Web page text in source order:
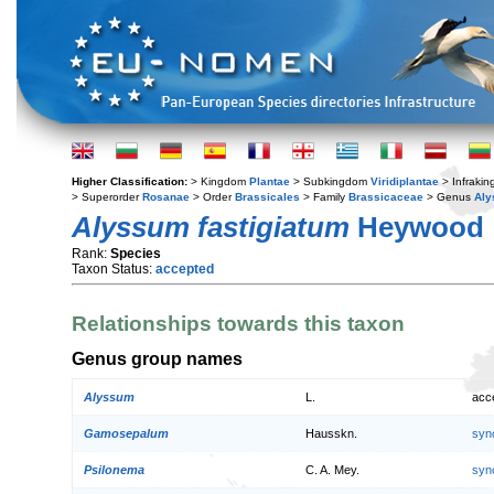
Higher Classification: > Kingdom Plantae > Subkingdom Viridiplantae >
> SuperorderRosanae > OrderBrassicales > Family Brassicaceae > Genus
Alyssum fastigiatum Heywood
Rank: Species
Taxon Status: accepted
Relationships towards this taxon
Genus group names
Alyssum
Gamosepalum Hausskn.
Psilonema C. A. Mey.